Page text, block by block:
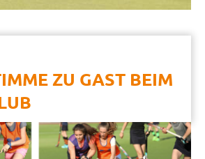
ZU GAST BEIM